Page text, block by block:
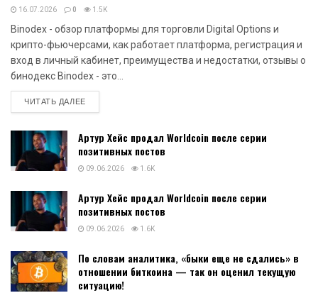
16.07.2026 0 1.5K
Binodex - обзор платформы для торговли Digital Options и
крипто-фьючерсами, как работает платформа, регистрация и
вход в личный кабинет, преимущества и недостатки, отзывы о
бинодекс Binodex - это...
ЧИТАТЬ ДАЛЕЕDETAILS
Артур Хейс продал Worldcoin после серии
позитивных постов
09.06.2026 1.6K
Артур Хейс продал Worldcoin после серии
позитивных постов
09.06.2026 1.6K
По словам аналитика, «быки еще не сдались» в
отношении биткоина — так он оценил текущую
ситуацию!